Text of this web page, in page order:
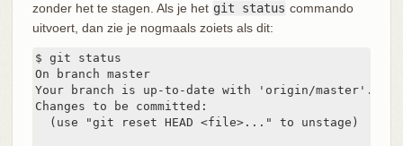
zonder het te stagen. Als je het git status commando
uitvoert, dan zie je nogmaals zoiets als dit:
$ git status
On branch master
Your branch is up-to-date with 'origin/master'.
Changes to be committed:
  (use "git reset HEAD <file>..." to unstage)